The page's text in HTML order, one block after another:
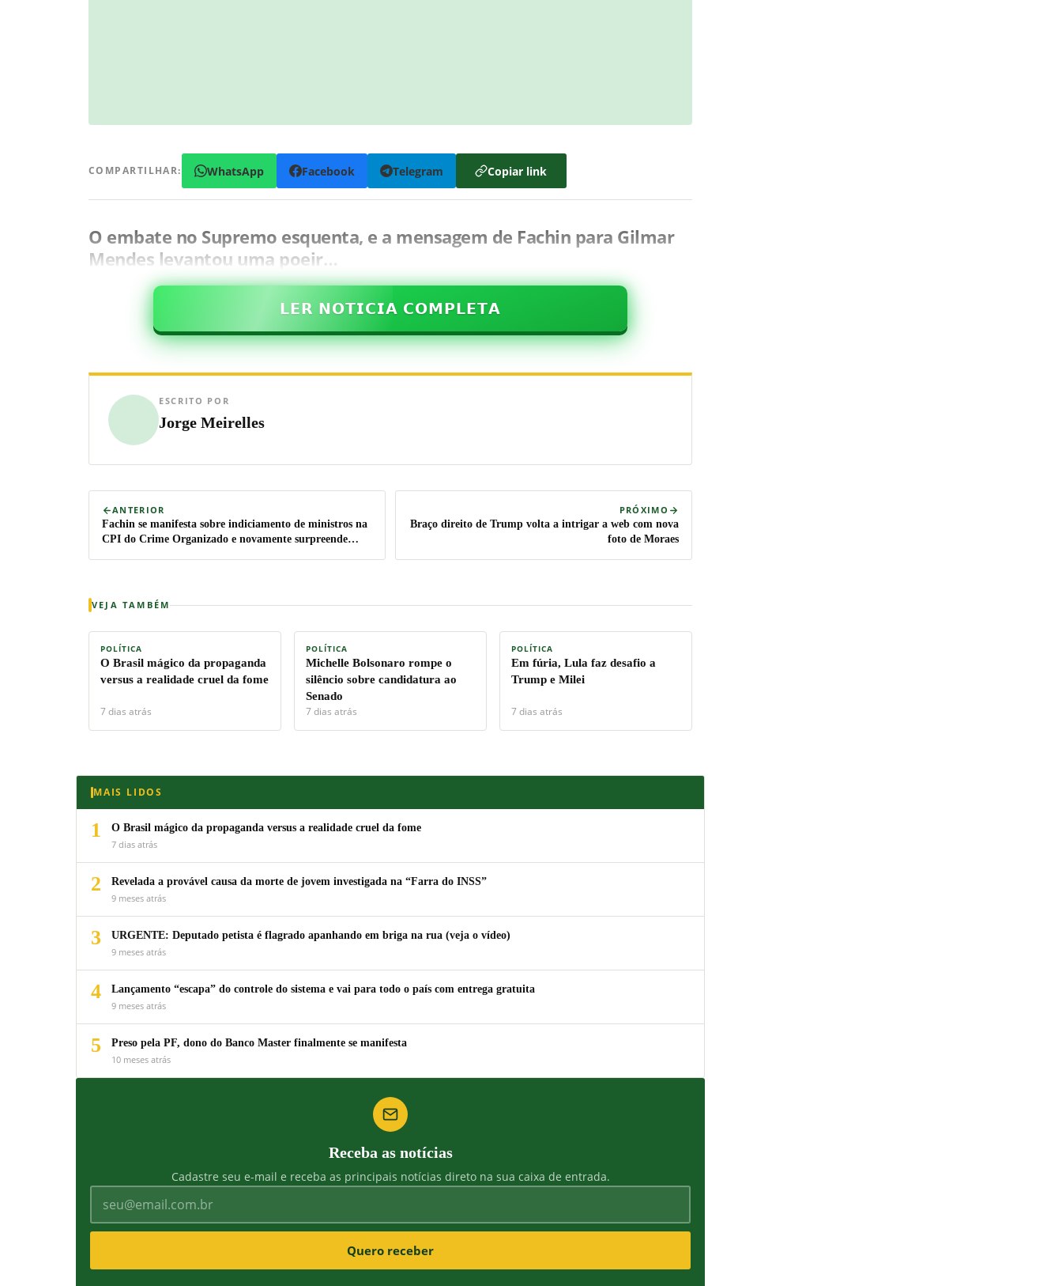
COMPARTILHAR: WhatsApp Facebook Telegram Copiar link
O embate no Supremo esquenta, e a mensagem de Fachin para Gilmar
Mendes levantou uma poeir…
𝗟𝗘𝗥 𝗡𝗢𝗧𝗜𝗖𝗜𝗔 𝗖𝗢𝗠𝗣𝗟𝗘𝗧𝗔
ESCRITO POR
Jorge Meirelles
ANTERIOR
Fachin se manifesta sobre indiciamento de ministros na
CPI do Crime Organizado e novamente surpreende
PRÓXIMO
Braço direito de Trump volta a intrigar a web com nova
foto de Moraes
VEJA TAMBÉM
POLÍTICA
O Brasil mágico da propaganda
versus a realidade cruel da fome
7 dias atrás
POLÍTICA
Michelle Bolsonaro rompe o
silêncio sobre candidatura ao
Senado
7 dias atrás
POLÍTICA
Em fúria, Lula faz desafio a
Trump e Milei
7 dias atrás
MAIS LIDOS
1
O Brasil mágico da propaganda versus a realidade cruel da fome
7 dias atrás
2
Revelada a provável causa da morte de jovem investigada na “Farra do INSS”
9 meses atrás
3
URGENTE: Deputado petista é flagrado apanhando em briga na rua (veja o vídeo)
9 meses atrás
4
Lançamento “escapa” do controle do sistema e vai para todo o país com entrega gratuita
9 meses atrás
5
Preso pela PF, dono do Banco Master finalmente se manifesta
10 meses atrás
Receba as notícias
Cadastre seu e-mail e receba as principais notícias direto na sua caixa de entrada.
Quero receber